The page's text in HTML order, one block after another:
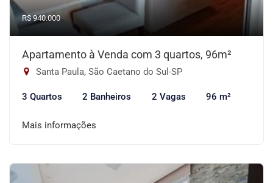
R$ 940.000
Apartamento à Venda com 3 quartos, 96m²
Santa Paula, São Caetano do Sul-SP
3 Quartos 2 Banheiros 2 Vagas 96 m²
Mais informações